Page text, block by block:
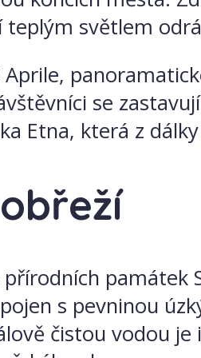
světlem
se
Etna, která z
památek
s pevninou
čistou vodou